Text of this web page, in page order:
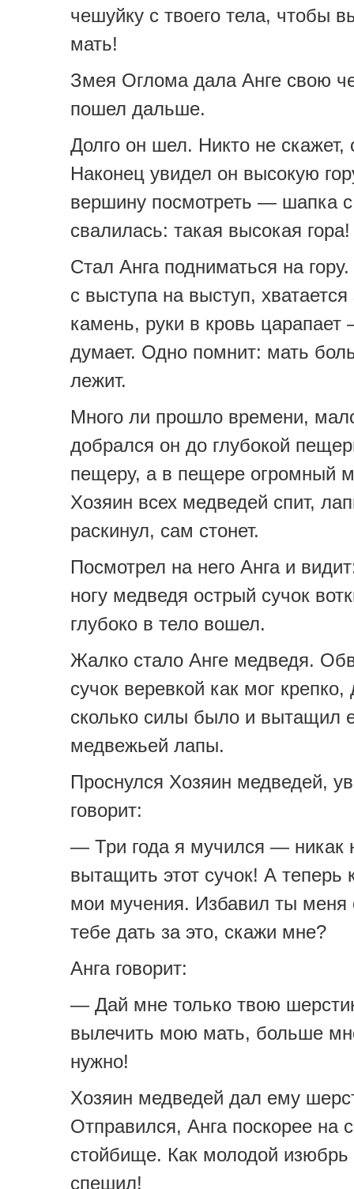
чешуйку с твоего тела, чтобы
мать!
Змея Оглома дала Анге свою
пошел дальше.
Долго он шел. Никто не скажет,
Наконец увидел он высокую
вершину посмотреть — шапка
свалилась: такая высокая гора!
Стал Анга подниматься на
с выступа на выступ, хватается
камень, руки в кровь
думает. Одно помнит: мать
лежит.
Много ли прошло времени,
добрался он до глубокой
пещеру, а в пещере огромный
Хозяин всех медведей спит,
раскинул, сам стонет.
Посмотрел на него Анга и
ногу медведя острый сучок
глубоко в тело вошел.
Жалко стало Анге медведя.
сучок веревкой как мог крепко,
сколько силы было и вытащил
медвежьей лапы.
Проснулся Хозяин медведей,
говорит:
— Три года я мучился — никак
вытащить этот сучок! А теперь
мои мучения. Избавил ты меня
тебе дать за это, скажи мне?
Анга говорит:
— Дай мне только твою
вылечить мою мать, больше
нужно!
Хозяин медведей дал ему
Отправился, Анга поскорее на
стойбище. Как молодой изюбрь
спешил!